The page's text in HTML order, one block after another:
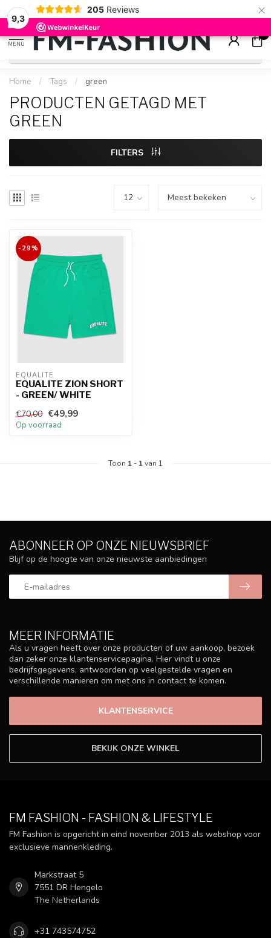
9,3
205 Reviews ×
Check onzesale artikelenvoor flinke kortingen
MENU
0
Home / Tags / green
PRODUCTEN GETAGD MET
GREEN
FILTERS
-29%
EQUALITÉ
EQUALITE ZION SHORT
- GREEN/ WHITE
€70,00 €49,99
Op voorraad
Toon 1 - 1van 1
MEER INFORMATIE
Als u vragen heeft over onze producten of uw aankoop, bezoek
dan zeker onze klantenservicepagina. Hier vindt u onze
bedrijfsgegevens, antwoorden op veelgestelde vragen en
verschillende manieren om met ons in contact te komen.
KLANTENSERVICE
BEKIJK ONZE WINKEL
ABONNEER OP ONZE NIEUWSBRIEF
Blijf op de hoogte van onze nieuwste aanbiedingen
FM FASHION - FASHION & LIFESTYLE
FM Fashion is opgericht in eind november 2013 als webshop voor
exclusieve mannenkleding.
Markstraat 5
7551 DR Hengelo
The Netherlands
+31 743574752